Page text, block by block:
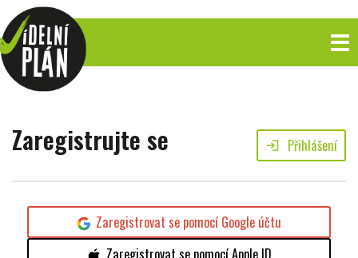
Zaregistrujte se login Přihlášení
Zaregistrovat se pomocí Google účtu
Zaregistrovat se pomocí Apple ID